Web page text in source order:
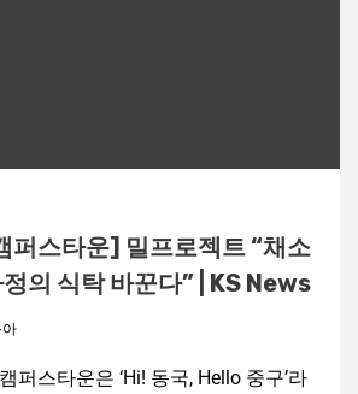
퍼스타운] 밀프로젝트 “채소
의 식탁 바꾼다” | KS News
아
퍼스타운은 ‘Hi! 동국, Hello 중구’라